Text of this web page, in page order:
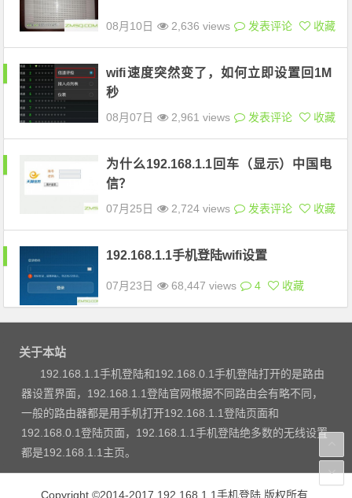
08月10日 2,636 views 发表评论 收藏
wifi速度突然变了，如何立即设置回1M
秒
08月07日 2,961 views 发表评论 收藏
为什么192.168.1.1回车（显示）中国电
信？
07月25日 2,724 views 发表评论 收藏
192.168.1.1手机登陆wifi设置
07月23日 68,447 views 4 收藏
关于本站
192.168.1.1手机登陆和192.168.0.1手机登陆打开的是路由
器设置界面，192.168.1.1登陆官网根据不同路由会有略不同，
一般的路由器都是用手机打开192.168.1.1登陆页面和
192.168.0.1登陆页面，192.168.1.1手机登陆绝多数的无线设置
都是192.168.1.1主页。
Copyright ©2014-2017 192.168.1.1手机登陆 版权所有.